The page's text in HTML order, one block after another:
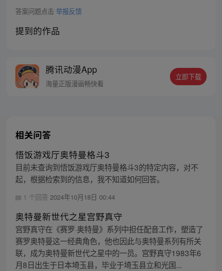
答案问题点击 举报反馈
提到的作品
腾讯动漫App
海量正版漫画畅快看
立即下载
相关问答
悟饭游戏厅奥特曼格斗3
目前未查询到悟饭游戏厅奥特曼格斗3的特定内容，对不
起，根据检索到的信息，我不知道如何回答。
1 个回答 2024年10月18日 00:44
奥特曼新世代之星宫野真守
宫野真守在《赛罗·奥特曼》系列中担任配音工作，塑造了
赛罗奥特曼这一经典角色，他也因此与奥特曼系列有所关
联，成为奥特曼新世代之星中的一员。宫野真守1983年6
月8日出生于日本埼玉县，毕业于埼玉县立和光国...